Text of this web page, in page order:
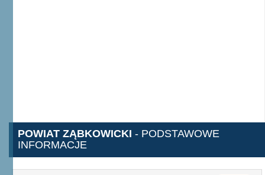
POWIAT ZĄBKOWICKI - PODSTAWOWE
INFORMACJE